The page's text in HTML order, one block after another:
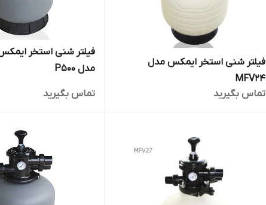
فیلتر شنی استخر ایمکس مدل
MFV24
تماس بگیرید
مدل P500
تماس بگیرید